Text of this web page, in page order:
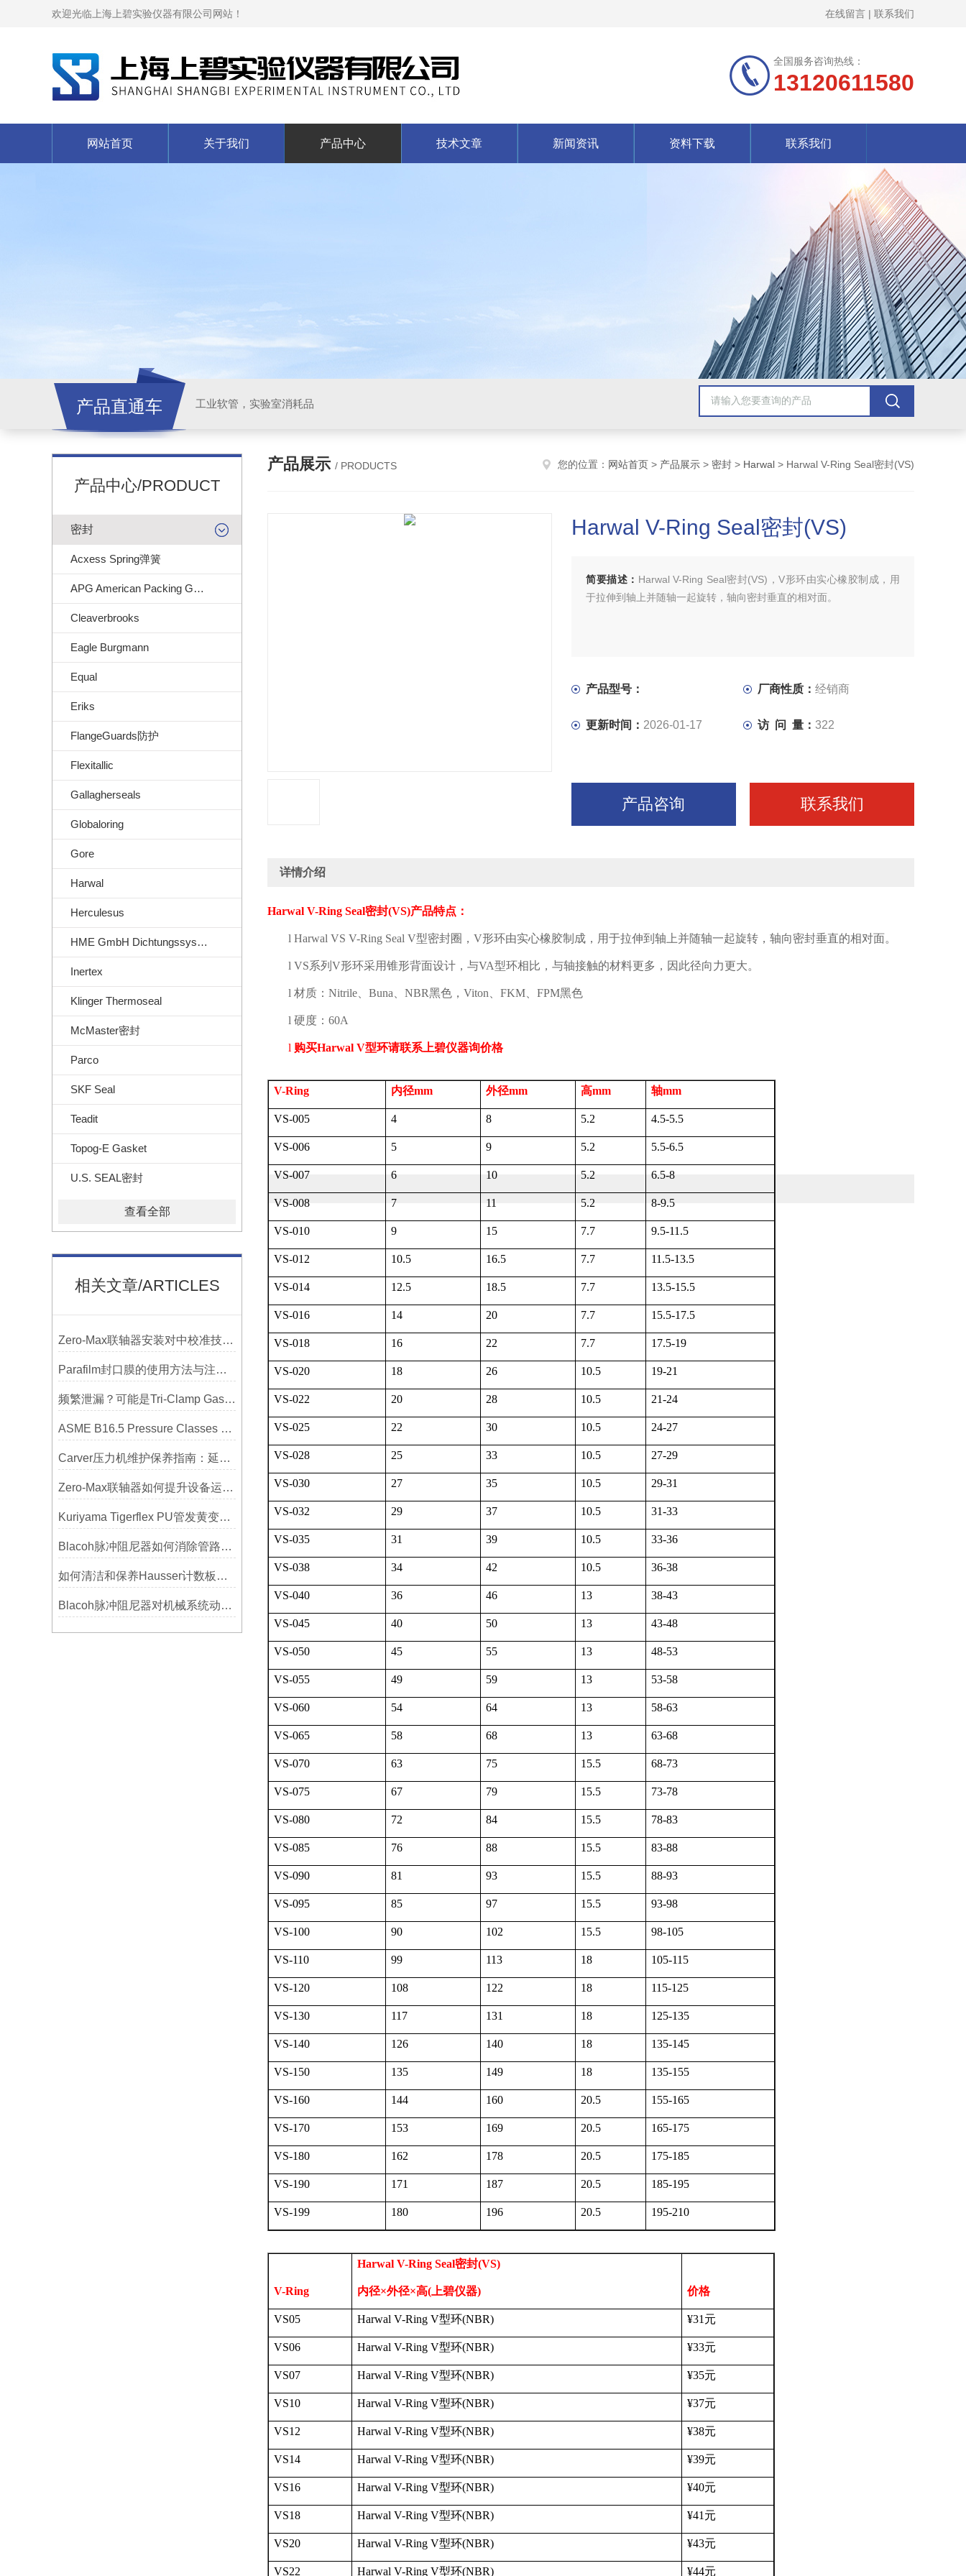
欢迎光临上海上碧实验仪器有限公司网站！ 在线留言 | 联系我们
全国服务咨询热线：
13120611580
网站首页 关于我们 产品中心 技术文章 新闻资讯 资料下载 联系我们
产品直通车 工业软管，实验室消耗品
产品中心/PRODUCT
密封
Acxess Spring弹簧
APG American Packing Gasket
Cleaverbrooks
Eagle Burgmann
Equal
Eriks
FlangeGuards防护
Flexitallic
Gallagherseals
Globaloring
Gore
Harwal
Herculesus
HME GmbH Dichtungssysteme
Inertex
Klinger Thermoseal
McMaster密封
Parco
SKF Seal
Teadit
Topog-E Gasket
U.S. SEAL密封
查看全部
相关文章/ARTICLES
Zero-Max联轴器安装对中校准技巧与常见误差分析
Parafilm封口膜的使用方法与注意事项
频繁泄漏？可能是Tri-Clamp Gasket垫圈安装的这5个误区导致的
ASME B16.5 Pressure Classes of Flanges压力等级
Carver压力机维护保养指南：延长设备寿命的关键
Zero-Max联轴器如何提升设备运行精度？
Kuriyama Tigerflex PU管发黄变硬怎么办？
Blacoh脉冲阻尼器如何消除管路振动与噪音？
如何清洁和保养Hausser计数板，避免划伤网格线？
Blacoh脉冲阻尼器对机械系统动态特性的影响分析
产品展示 / PRODUCTS 您的位置： 网站首页 > 产品展示 > 密封 > Harwal > Harwal V-Ring Seal密封(VS)
Harwal V-Ring Seal密封(VS)
简要描述： Harwal V-Ring Seal密封(VS)，V形环由实心橡胶制成，用
于拉伸到轴上并随轴一起旋转，轴向密封垂直的相对面。
产品型号： 厂商性质： 经销商
更新时间： 2026-01-17 访 问 量： 322
产品咨询 联系我们
详情介绍
Harwal V-Ring Seal密封(VS)产品特点：
l Harwal VS V-Ring Seal V型密封圈， V形环由实心橡胶制成，用于拉伸到轴上并随轴一起旋转，轴向密封垂直的相对面。
l VS系列 V形环采用锥形背面设计，与VA型环相比，与轴接触的材料更多，因此径向力更大。
l 材质： Nitrile Buna NBR黑色， Viton FKM FPM黑色
l 硬度： 60A
l 购买Harwal V型环请联系上碧仪器询价格
V-Ring 内径mm 外径mm 高mm 轴mm
VS-005 4 8 5.2 4.5-5.5
VS-006 5 9 5.2 5.5-6.5
VS-007 6 10 5.2 6.5-8
VS-008 7 11 5.2 8-9.5
VS-010 9 15 7.7 9.5-11.5
VS-012 10.5 16.5 7.7 11.5-13.5
VS-014 12.5 18.5 7.7 13.5-15.5
VS-016 14 20 7.7 15.5-17.5
VS-018 16 22 7.7 17.5-19
VS-020 18 26 10.5 19-21
VS-022 20 28 10.5 21-24
VS-025 22 30 10.5 24-27
VS-028 25 33 10.5 27-29
VS-030 27 35 10.5 29-31
VS-032 29 37 10.5 31-33
VS-035 31 39 10.5 33-36
VS-038 34 42 10.5 36-38
VS-040 36 46 13 38-43
VS-045 40 50 13 43-48
VS-050 45 55 13 48-53
VS-055 49 59 13 53-58
VS-060 54 64 13 58-63
VS-065 58 68 13 63-68
VS-070 63 75 15.5 68-73
VS-075 67 79 15.5 73-78
VS-080 72 84 15.5 78-83
VS-085 76 88 15.5 83-88
VS-090 81 93 15.5 88-93
VS-095 85 97 15.5 93-98
VS-100 90 102 15.5 98-105
VS-110 99 113 18 105-115
VS-120 108 122 18 115-125
VS-130 117 131 18 125-135
VS-140 126 140 18 135-145
VS-150 135 149 18 135-155
VS-160 144 160 20.5 155-165
VS-170 153 169 20.5 165-175
VS-180 162 178 20.5 175-185
VS-190 171 187 20.5 185-195
VS-199 180 196 20.5 195-210
V-Ring
Harwal V-Ring Seal密封(VS)
内径×外径×高( 上碧仪器) 价格
VS05 Harwal V-Ring V型环(NBR) ¥31 元
VS06 Harwal V-Ring V型环(NBR) ¥33元
VS07 Harwal V-Ring V型环(NBR) ¥35元
VS10 Harwal V-Ring V型环(NBR) ¥37元
VS12 Harwal V-Ring V型环(NBR) ¥38元
VS14 Harwal V-Ring V型环(NBR) ¥39元
VS16 Harwal V-Ring V型环(NBR) ¥40元
VS18 Harwal V-Ring V型环(NBR) ¥41 元
VS20 Harwal V-Ring V型环(NBR) ¥43元
VS22 Harwal V-Ring V型环(NBR) ¥44元